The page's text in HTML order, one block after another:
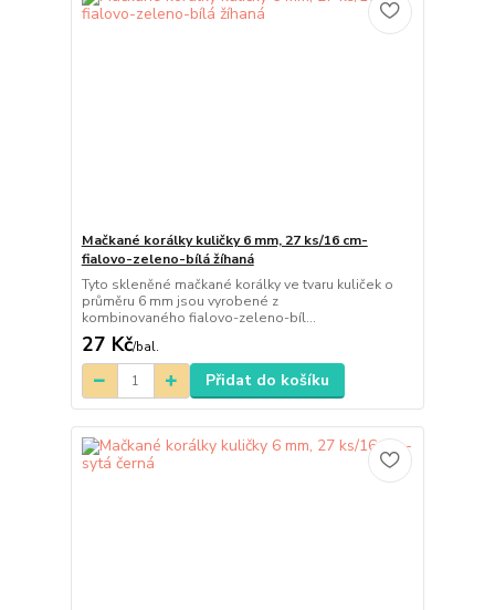
Mačkané korálky kuličky 6 mm, 27 ks/16 cm-
fialovo-zeleno-bílá žíhaná
Tyto skleněné mačkané korálky ve tvaru kuliček o
průměru 6 mm jsou vyrobené z
kombinovaného fialovo-zeleno-bíl...
27 Kč/bal.
Přidat do košíku